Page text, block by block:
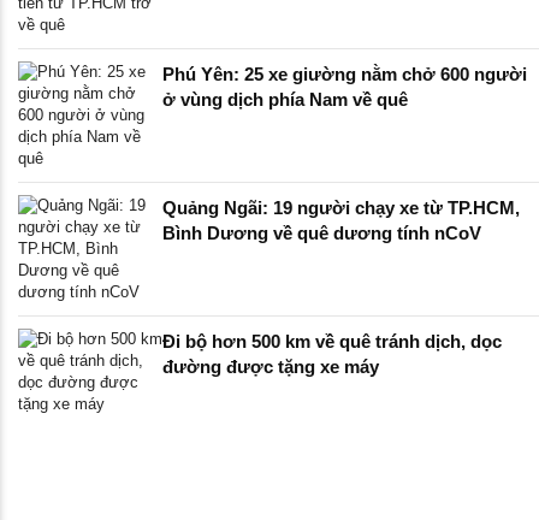
Phú Yên: 25 xe giường nằm chở 600 người
ở vùng dịch phía Nam về quê
Quảng Ngãi: 19 người chạy xe từ TP.HCM,
Bình Dương về quê dương tính nCoV
Đi bộ hơn 500 km về quê tránh dịch, dọc
đường được tặng xe máy